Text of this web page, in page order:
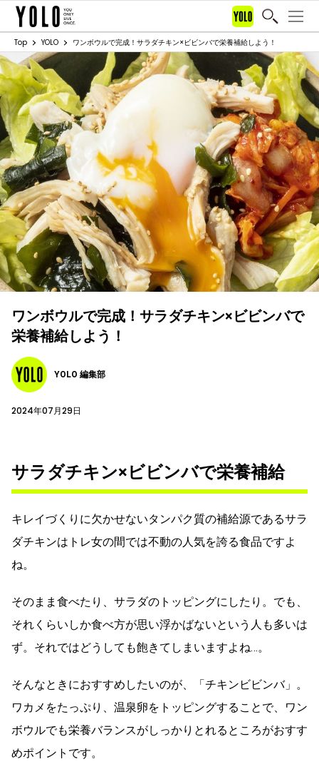
Top YOLO ワンボウルで完成！サラダチキン×ビビンバで栄養補給しよう！
ワンボウルで完成！サラダチキン×ビビンバで
栄養補給しよう！
YOLO 編集部
2024年07月29日
サラダチキン×ビビンバで栄養補給
キレイづくりに欠かせないタンパク質の補給源であるサラ
ダチキンはトレ女の間では不動の人気を誇る食品ですよ
ね。
そのまま食べたり、サラダのトッピングにしたり。でも、
それくらいしか食べ方が思い浮かばないという人も多いは
ず。それではどうしても飽きてしまいますよね…。
そんなときにおすすめしたいのが、「チキンビビンバ」。
ワカメをたっぷり、温泉卵をトッピングすることで、ワン
ボウルでも栄養バランスがしっかりとれるところがおすす
めポイントです。